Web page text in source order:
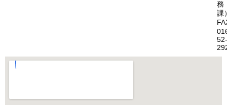
務
課
52-